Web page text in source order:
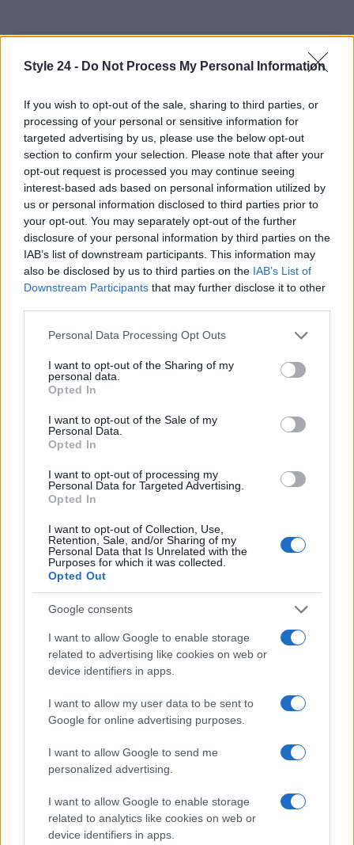
Style 24 - Do Not Process My Personal Information
If you wish to opt-out of the sale, sharing to third parties, or
processing of your personal or sensitive information for
targeted advertising by us, please use the below opt-out
section to confirm your selection. Please note that after your
opt-out request is processed you may continue seeing
interest-based ads based on personal information utilized by
us or personal information disclosed to third parties prior to
your opt-out. You may separately opt-out of the further
disclosure of your personal information by third parties on the
IAB’s list of downstream participants. This information may
also be disclosed by us to third parties on the IAB’s List of
Downstream Participants that may further disclose it to other
Please note that this website/app uses one or more Google
not limited to your visit or usage behaviour. You may click to
grant or deny consent to Google and its third-party tags to
use your data for below specified purposes in below Google
consent section.
Personal Data Processing Opt Outs
I want to opt-out of the Sharing of my
personal data.
Opted In
I want to opt-out of the Sale of my
Personal Data.
Opted In
I want to opt-out of processing my
Personal Data for Targeted Advertising.
Opted In
I want to opt-out of Collection, Use,
Retention, Sale, and/or Sharing of my
Personal Data that Is Unrelated with the
Purposes for which it was collected.
Opted Out
Google consents
I want to allow Google to enable storage
related to advertising like cookies on web or
device identifiers in apps.
I want to allow my user data to be sent to
Google for online advertising purposes.
I want to allow Google to send me
personalized advertising.
I want to allow Google to enable storage
related to analytics like cookies on web or
device identifiers in apps.
Staff
Continua a leggere
Come abbinare i pantaloni Capri con le kitten heels:
consigli e ispirazioni
Camilla Fiore · 6 Ago 2026